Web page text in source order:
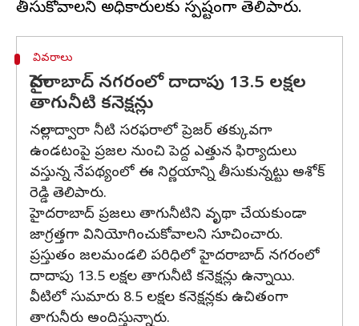
వివరాలు
హైదరాబాద్ నగరంలో దాదాపు 13.5 లక్షల
తాగునీటి కనెక్షన్లు
నల్లాల ద్వారా నీటి సరఫరాలో ప్రెజర్ తక్కువగా
ఉండటంపై ప్రజల నుంచి పెద్ద ఎత్తున ఫిర్యాదులు
వస్తున్న నేపథ్యంలో ఈ నిర్ణయాన్ని తీసుకున్నట్టు అశోక్
రెడ్డి తెలిపారు.
హైదరాబాద్ ప్రజలు తాగునీటిని వృథా చేయకుండా
జాగ్రత్తగా వినియోగించుకోవాలని సూచించారు.
ప్రస్తుతం జలమండలి పరిధిలో హైదరాబాద్ నగరంలో
దాదాపు 13.5 లక్షల తాగునీటి కనెక్షన్లు ఉన్నాయి.
వీటిలో సుమారు 8.5 లక్షల కనెక్షన్లకు ఉచితంగా
తాగునీరు అందిస్తున్నారు.